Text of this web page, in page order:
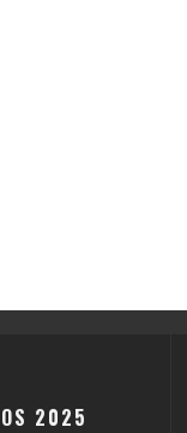
2025